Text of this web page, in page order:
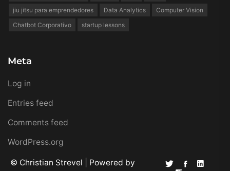
jiu jitsu para emprendedores
Data Analytics
Computer Vision
Chatbot Corporativo
startup lessons
Meta
Log in
Entries feed
Comments feed
WordPress.org
© Christian Strevel | Powered by